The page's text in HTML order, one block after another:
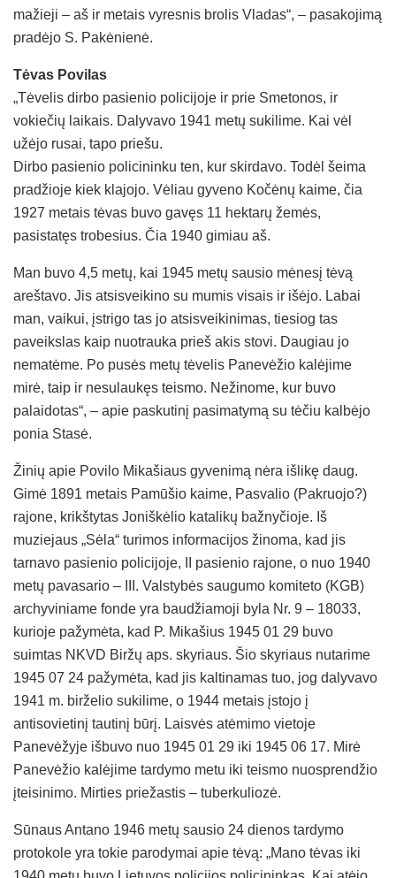
mažieji – aš ir metais vyresnis brolis Vladas“, – pasakojimą
pradėjo S. Pakėnienė.
Tėvas Povilas
„Tėvelis dirbo pasienio policijoje ir prie Smetonos, ir
vokiečių laikais. Dalyvavo 1941 metų sukilime. Kai vėl
užėjo rusai, tapo priešu.
Dirbo pasienio policininku ten, kur skirdavo. Todėl šeima
pradžioje kiek klajojo. Vėliau gyveno Kočėnų kaime, čia
1927 metais tėvas buvo gavęs 11 hektarų žemės,
pasistatęs trobesius. Čia 1940 gimiau aš.
Man buvo 4,5 metų, kai 1945 metų sausio mėnesį tėvą
areštavo. Jis atsisveikino su mumis visais ir išėjo. Labai
man, vaikui, įstrigo tas jo atsisveikinimas, tiesiog tas
paveikslas kaip nuotrauka prieš akis stovi. Daugiau jo
nematėme. Po pusės metų tėvelis Panevėžio kalėjime
mirė, taip ir nesulaukęs teismo. Nežinome, kur buvo
palaidotas“, – apie paskutinį pasimatymą su tėčiu kalbėjo
ponia Stasė.
Žinių apie Povilo Mikašiaus gyvenimą nėra išlikę daug.
Gimė 1891 metais Pamūšio kaime, Pasvalio (Pakruojo?)
rajone, krikštytas Joniškėlio katalikų bažnyčioje. Iš
muziejaus „Sėla“ turimos informacijos žinoma, kad jis
tarnavo pasienio policijoje, II pasienio rajone, o nuo 1940
metų pavasario – III. Valstybės saugumo komiteto (KGB)
archyviniame fonde yra baudžiamoji byla Nr. 9 – 18033,
kurioje pažymėta, kad P. Mikašius 1945 01 29 buvo
suimtas NKVD Biržų aps. skyriaus. Šio skyriaus nutarime
1945 07 24 pažymėta, kad jis kaltinamas tuo, jog dalyvavo
1941 m. birželio sukilime, o 1944 metais įstojo į
antisovietinį tautinį būrį. Laisvės atėmimo vietoje
Panevėžyje išbuvo nuo 1945 01 29 iki 1945 06 17. Mirė
Panevėžio kalėjime tardymo metu iki teismo nuosprendžio
įteisinimo. Mirties priežastis – tuberkuliozė.
Sūnaus Antano 1946 metų sausio 24 dienos tardymo
protokole yra tokie parodymai apie tėvą: „Mano tėvas iki